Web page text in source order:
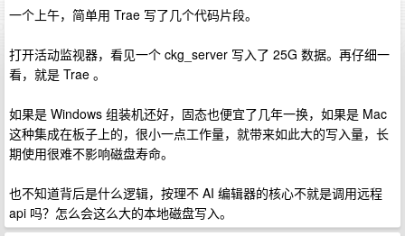
一个上午，简单用 Trae 写了几个代码片段。
打开活动监视器，看见一个 ckg_server 写入了 25G 数据。再仔细一
看，就是 Trae 。
如果是 Windows 组装机还好，固态也便宜了几年一换，如果是 Mac
这种集成在板子上的，很小一点工作量，就带来如此大的写入量，长
期使用很难不影响磁盘寿命。
也不知道背后是什么逻辑，按理不 AI 编辑器的核心不就是调用远程
api 吗？怎么会这么大的本地磁盘写入。